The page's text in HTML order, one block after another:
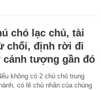
chó lạc chủ, tài
chối, định rời đi
tượng gần đó
không có 2 chú chó trung
có lẽ chủ nhân của chúng